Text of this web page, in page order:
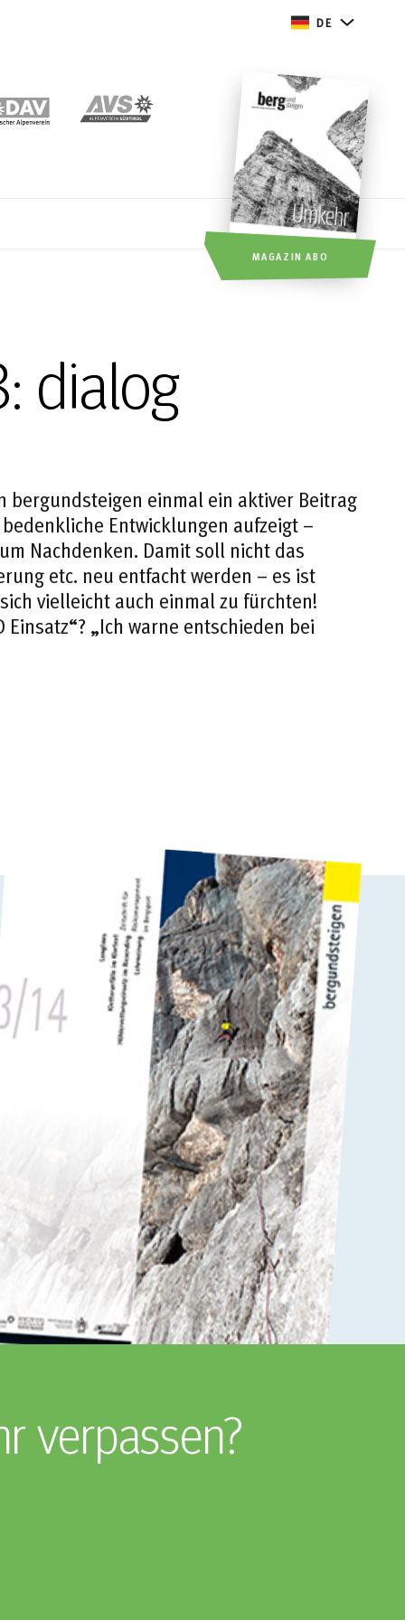
DE
MAGAZIN ABO
dialog
bergundsteigen einmal ein aktiver Beitrag
Entwicklungen aufzeigt –
Nachdenken. Damit soll nicht das
etc. neu entfacht werden – es ist
vielleicht auch einmal zu fürchten!
„Ich warne entschieden bei
verpassen?